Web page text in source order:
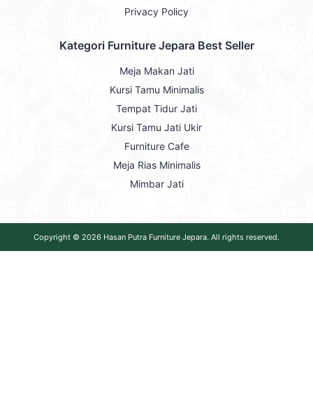
Privacy Policy
Kategori Furniture Jepara Best Seller
Meja Makan Jati
Kursi Tamu Minimalis
Tempat Tidur Jati
Kursi Tamu Jati Ukir
Furniture Cafe
Meja Rias Minimalis
Mimbar Jati
Copyright © 2026 Hasan Putra Furniture Jepara. All rights reserved.